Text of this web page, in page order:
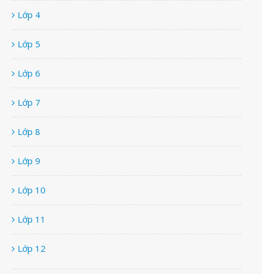
Lớp 4
Lớp 5
Lớp 6
Lớp 7
Lớp 8
Lớp 9
Lớp 10
Lớp 11
Lớp 12